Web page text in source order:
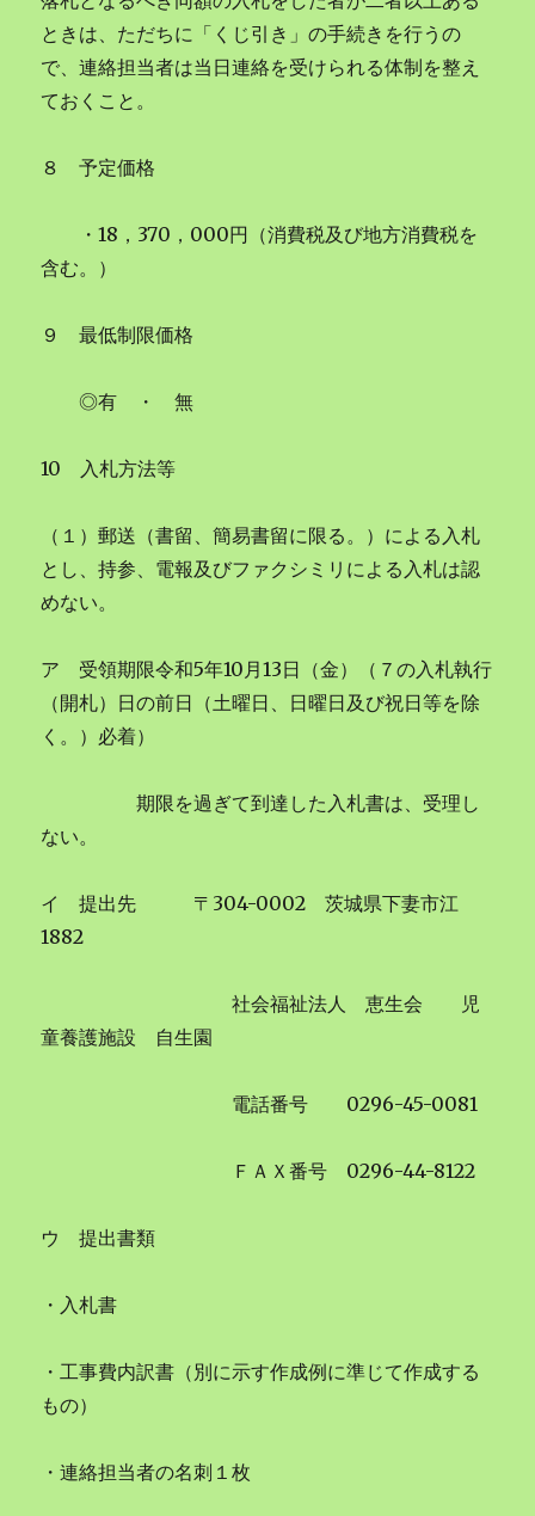
ときは、ただちに「くじ引き」の手続きを行うの
で、連絡担当者は当日連絡を受けられる体制を整え
ておくこと。
８ 予定価格
・18，370，000円（消費税及び地方消費税を
含む。）
９ 最低制限価格
◎有 ・ 無
10 入札方法等
（１）郵送（書留、簡易書留に限る。）による入札
とし、持参、電報及びファクシミリによる入札は認
めない。
ア 受領期限令和5年10月13日（金）（７の入札執行
（開札）日の前日（土曜日、日曜日及び祝日等を除
く。）必着）
期限を過ぎて到達した入札書は、受理し
ない。
イ 提出先 〒304-0002 茨城県下妻市江
1882
社会福祉法人 恵生会 児
童養護施設 自生園
電話番号 0296-45-0081
ＦＡＸ番号 0296-44-8122
ウ 提出書類
・入札書
・工事費内訳書（別に示す作成例に準じて作成する
もの）
・連絡担当者の名刺１枚